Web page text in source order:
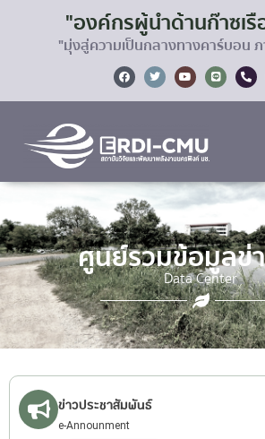
"องค์กรผู้นำด้านก๊าซเรื
"มุ่งสู่ความเป็นกลางทางคาร์บอน
ศูนย์รวมข้อมูลข่
Data Center
ข่าวประชาสัมพันธ์
e-Announment